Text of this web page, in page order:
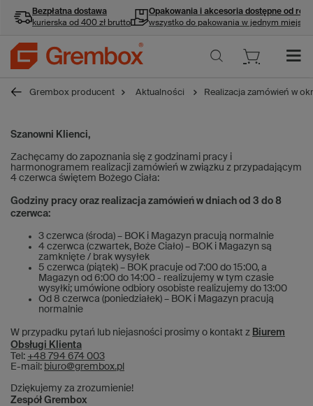
Bezpłatna dostawa
kurierska od 400 zł brutto
Opakowania i akcesoria dostępne od ręki
wszystko do pakowania w jednym miejscu
Grembox producent Aktualności Realizacja zamówień w
Szanowni Klienci,
Zachęcamy do zapoznania się z godzinami pracy i
harmonogramem realizacji zamówień w związku z przypadającym
4 czerwca świętem Bożego Ciała:
Godziny pracy oraz realizacja zamówień w dniach od 3 do 8
czerwca:
3 czerwca (środa) – BOK i Magazyn pracują normalnie
4 czerwca (czwartek, Boże Ciało) – BOK i Magazyn są
zamknięte / brak wysyłek
5 czerwca (piątek) – BOK pracuje od 7:00 do 15:00, a
Magazyn od 6:00 do 14:00 - realizujemy w tym czasie
wysyłki; umówione odbiory osobiste realizujemy do 13:00
Od 8 czerwca (poniedziałek) – BOK i Magazyn pracują
normalnie
W przypadku pytań lub niejasności prosimy o kontakt z Biurem
Obsługi Klienta
Tel: +48 794 674 003
E-mail: biuro@grembox.pl
Dziękujemy za zrozumienie!
Zespół Grembox